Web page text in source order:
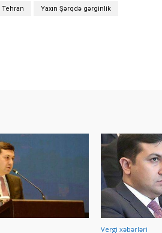
Tehran Yaxın Şərqdə gərginlik
Vergi xəbərləri